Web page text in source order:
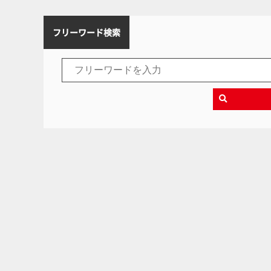
フリーワード検索